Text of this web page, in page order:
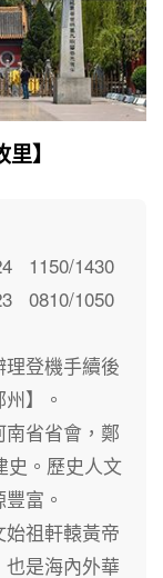
】
1150/1430
0810/1050
登機手續後
】。
省省會，鄭
史。歷史人文
富。
祖軒轅黃帝
是海內外華